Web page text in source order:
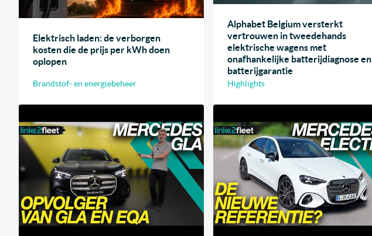
Elektrisch laden: de verborgen
kosten die de prijs per kWh doen
oplopen
Brandstof- en energiebeheer
Alphabet Belgium versterkt
vertrouwen in tweedehands
elektrische wagens met
onafhankelijke batterijdiagnose en
batterijgarantie
Highlights